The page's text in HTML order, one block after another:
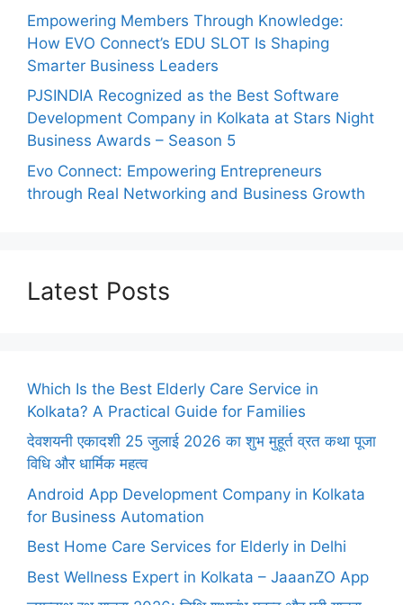
Empowering Members Through Knowledge:
How EVO Connect’s EDU SLOT Is Shaping
Smarter Business Leaders
PJSINDIA Recognized as the Best Software
Development Company in Kolkata at Stars Night
Business Awards – Season 5
Evo Connect: Empowering Entrepreneurs
through Real Networking and Business Growth
Latest Posts
Which Is the Best Elderly Care Service in
Kolkata? A Practical Guide for Families
देवशयनी एकादशी 25 जुलाई 2026 का शुभ मुहूर्त व्रत कथा पूजा
विधि और धार्मिक महत्व
Android App Development Company in Kolkata
for Business Automation
Best Home Care Services for Elderly in Delhi
Best Wellness Expert in Kolkata – JaaanZO App